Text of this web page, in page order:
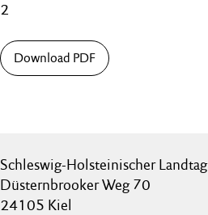
2
Download PDF
Schleswig-Holsteinischer Landtag
Düsternbrooker Weg 70
24105 Kiel